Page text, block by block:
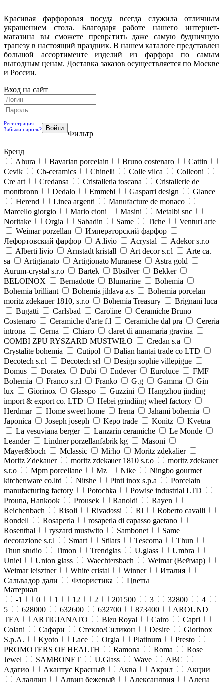
Красивая фарфоровая посуда всегда служила отличным
украшением стола. Благодаря работе нашего интернет-
магазина вы сможете превратить даже самую будничную
трапезу в настоящий праздник. В нашем каталоге представлен
большой ассортименте изделий из фарфора по самым
выгодным ценам. Доставка заказов осуществляется по Москве
и России.
Вход на сайт
Регистрация
Забыли пароль?
Фильтр
Бренд
Ahura
Bavarian porcelain Bruno costenaro
Cattin
Cevik
Ch-ceramics Chinelli Colle vilca
Colleoni
Cre art
Credansa Cristalleria toscana
Cristallerie de
montbronn
Dedalo Emmebi Gasparri design
Glance
Herend
Linea argenti
Manufacture de monaco
Marcello giorgio
Mario cioni Masini
Metalbi snc
Noritake
Orgia Sabadin Same Tiche
Venturi arte
Weimar porzellan
Императорский фарфор
Лефортовский фарфор
A.livio Acrystal
Adekor s.r.o
Alberti livio
Arnstadt kristall Art decor s.r.l
Arte ca.
sa
Artigianato Artigionato Muranese
Astra gold
Aurum-crystal s.r.o
Bartek Bbsilver
Bekker
BELOINOX
Bernadotte Blumarine
Bohemia
Bohemia brilliant
Bohemia jihlava a.s
Bohemia porcelan
moritz zdekauer 1810, s.r.o
Bohemia Treasury
Brignani luca
Bugatti
Carlsbad Caroline
Ceramiche Bruno
Costenaro
Ceramiche d'arte f.l Ceramiche dal pra
Cereria
introna
Cerna Chiaro
claret di annamaria gravina
COMBI ZPU RYSZARD MUSTWIŁO
Credan s.a
Crystalite bohemia
Cutipol
Dalian hantai trade co LTD
Decotech s.r.l
Decotech srl
Design sophie villepigue
Domus
Doratex Dubi Endever Euroluce
FMF
Bohemia
Franco s.r.l Franko G.g Gamma
Gin
lux
Giorinox Glasspo Guzzini
Hangzhou jinding
import & export co. LTD
Hebei grindiing wheel factory
Herdmar
Home sweet home Irena
Jahami bohemia
Japonica
Joseph joseph Kepo trade Konitz
Kvetna
La vesuviana berger
Lanzarin ceramiche
Le Monde
Leander
Lindner porzellanfabrik kg
Masoni
Mayer&boch
Mclassic Mirho
Moritz zdekalier
Moritz Zdekauer
moritz zdekauer 1810 s.r.o
moritz zdekauer
s.r.o
Mpm porcellane Mz Nike
Ningbo gourmet
kitchenware co.ltd
Nitshe Pinti inox s.p.a
Porcelain
manufacturing factory
Potochka
Powise industrial LTD
Prouna, Hankook
Prousek Ranoldi
Rayen
Reichenbach
Risoli Rivadossi Rl
Roberto cavalli
Rondell
Rosaperla
rosaperla di capasso gaetano
Rosenthal
ryszard mustwito Sambonet
Same
decorazione s.r.l
Smart Stilars Tescoma
Thun
Thun studio
Timon Trendglas U.glass
Umbra
Uniel
Union glass Waechtersbach
Weimar (Веймар)
Weimar leisztner
White cristal Winner
Италия
Сальвадор дали
Флористика
Цветы
Материал
-1
0 1 12 2 201500 3 32800
4
5
628000 632600 632700 873400
AROUND
TEA
ARTIGIANATO Bleu Royal Cairo
Capri
Colani
Cафари Cтекло/Силикон Desire
Giorinox
S.p.A.
Kyoto Lace Orgia Platinum
Presto
PROMOTERS OF HEALTH
Ramona Roma
Rose
Jewel
SAMBONET U.Glass Wave
АВС
Адагио
Акантус Красный Аква Акрил
Акции
Аладдин
Алвин бежевый Александрия
Алена